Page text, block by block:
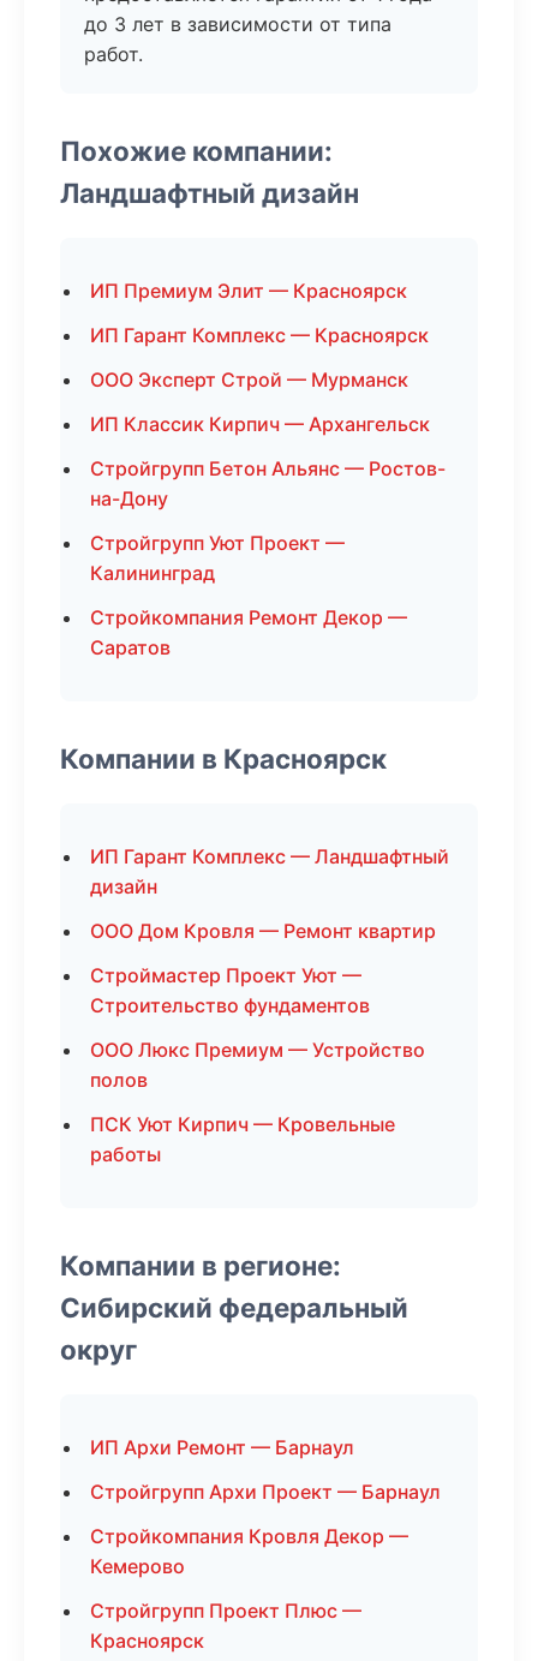
до 3 лет в зависимости от типа
работ.
Похожие компании:
Ландшафтный дизайн
ИП Премиум Элит — Красноярск
ИП Гарант Комплекс — Красноярск
ООО Эксперт Строй — Мурманск
ИП Классик Кирпич — Архангельск
Стройгрупп Бетон Альянс — Ростов-
на-Дону
Стройгрупп Уют Проект —
Калининград
Стройкомпания Ремонт Декор —
Саратов
Компании в Красноярск
ИП Гарант Комплекс — Ландшафтный
дизайн
ООО Дом Кровля — Ремонт квартир
Строймастер Проект Уют —
Строительство фундаментов
ООО Люкс Премиум — Устройство
полов
ПСК Уют Кирпич — Кровельные
работы
Компании в регионе:
Сибирский федеральный
округ
ИП Архи Ремонт — Барнаул
Стройгрупп Архи Проект — Барнаул
Стройкомпания Кровля Декор —
Кемерово
Стройгрупп Проект Плюс —
Красноярск